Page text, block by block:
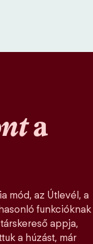
a
mód, az Útlevél, a
funkcióknak
appja,
a húzást, már